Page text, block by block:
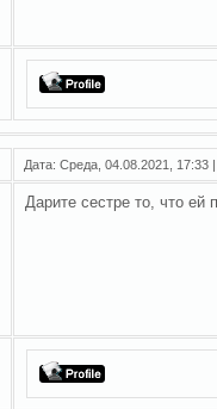
Дата: Среда, 04.08.2021,
Дарите сестре то, что ей